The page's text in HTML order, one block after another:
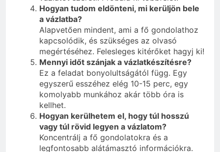
Hogyan tudom eldönteni, mi kerüljön bele
a vázlatba?
Alapvetően mindent, ami a fő gondolathoz
kapcsolódik, és szükséges az olvasó
megértéséhez. Felesleges kitérőket hagyj ki!
Mennyi időt szánjak a vázlatkészítésre?
Ez a feladat bonyolultságától függ. Egy
egyszerű esszéhez elég 10-15 perc, egy
komolyabb munkához akár több óra is
kellhet.
Hogyan kerülhetem el, hogy túl hosszú
vagy túl rövid legyen a vázlatom?
Koncentrálj a fő gondolatokra és a
legfontosabb alátámasztó információkra.